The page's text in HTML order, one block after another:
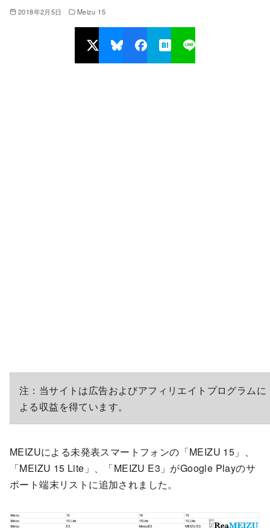
2018年2月5日 Meizu 15
注：当サイトは広告およびアフィリエイトプログラムに
よる収益を得ています。
MEIZUによる未発表スマートフォンの「MEIZU 15」、
「MEIZU 15 Lite」、「MEIZU E3」がGoogle Playのサ
ポート端末リストに追加されました。